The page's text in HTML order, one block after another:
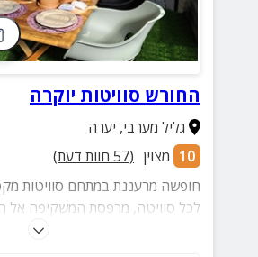
החורש סוויטות יוקרה
גליל מערבי, יערה
10 מצוין (
57 חוות דעת)
חופשה מרעננת במתחם סוויטות
לכל סוויטה, מרפסת המשקיפה אל